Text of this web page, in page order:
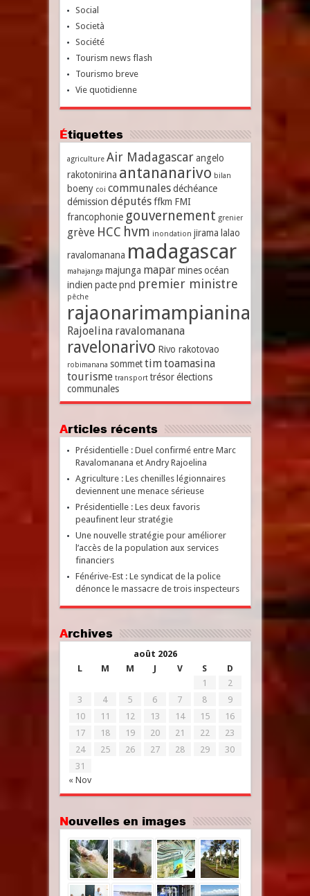
Social
Società
Société
Tourism news flash
Tourismo breve
Vie quotidienne
Étiquettes
agriculture Air Madagascar angelo
rakotonirina antananarivo bilan
boeny coi communales déchéance
démission députés ffkm FMI
francophonie gouvernement grenier
grève HCC hvm inondation jirama lalao
ravalomanana madagascar
mahajanga majunga mapar mines océan
indien pacte pnd premier ministre
pêche
rajaonarimampianina
Rajoelina ravalomanana
ravelonarivo Rivo rakotovao
robimanana sommet timtoamasina
tourisme transport trésor élections
communales
Articles récents
Présidentielle : Duel confirmé entre Marc
Ravalomanana et Andry Rajoelina
Agriculture : Les chenilles légionnaires
deviennent une menace sérieuse
Présidentielle : Les deux favoris
peaufinent leur stratégie
Une nouvelle stratégie pour améliorer
l’accès de la population aux services
financiers
Fénérive-Est : Le syndicat de la police
dénonce le massacre de trois inspecteurs
Archives
août 2026
L
M M J V S D
« Nov
1
2
3
4 5 6 7 8
9
10
11 12 13 14 15
16
17
18 19 20 21 22
23
24
25 26 27 28 29
30
31
Nouvelles en images